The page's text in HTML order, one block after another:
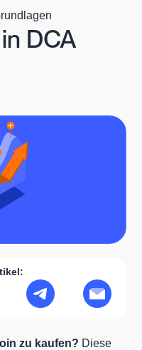
DCA
zu kaufen? Diese